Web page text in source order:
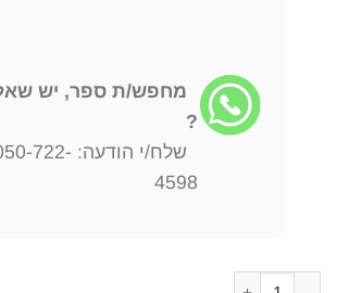
מחפש/ת ספר, יש
?
שלח/י הודעה: 050-
4598